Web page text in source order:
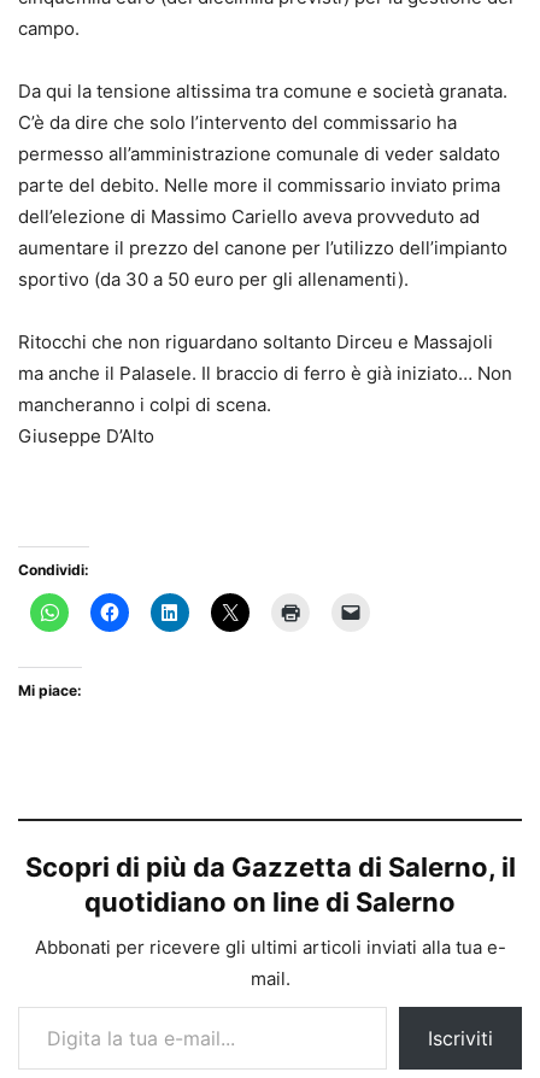
campo.
Da qui la tensione altissima tra comune e società granata.
C’è da dire che solo l’intervento del commissario ha
permesso all’amministrazione comunale di veder saldato
parte del debito. Nelle more il commissario inviato prima
dell’elezione di Massimo Cariello aveva provveduto ad
aumentare il prezzo del canone per l’utilizzo dell’impianto
sportivo (da 30 a 50 euro per gli allenamenti).
Ritocchi che non riguardano soltanto Dirceu e Massajoli
ma anche il Palasele. Il braccio di ferro è già iniziato… Non
mancheranno i colpi di scena.
Giuseppe D’Alto
Condividi:
Mi piace:
Scopri di più da Gazzetta di Salerno, il
quotidiano on line di Salerno
Abbonati per ricevere gli ultimi articoli inviati alla tua e-
mail.
Digita la tua e-mail...
Iscriviti